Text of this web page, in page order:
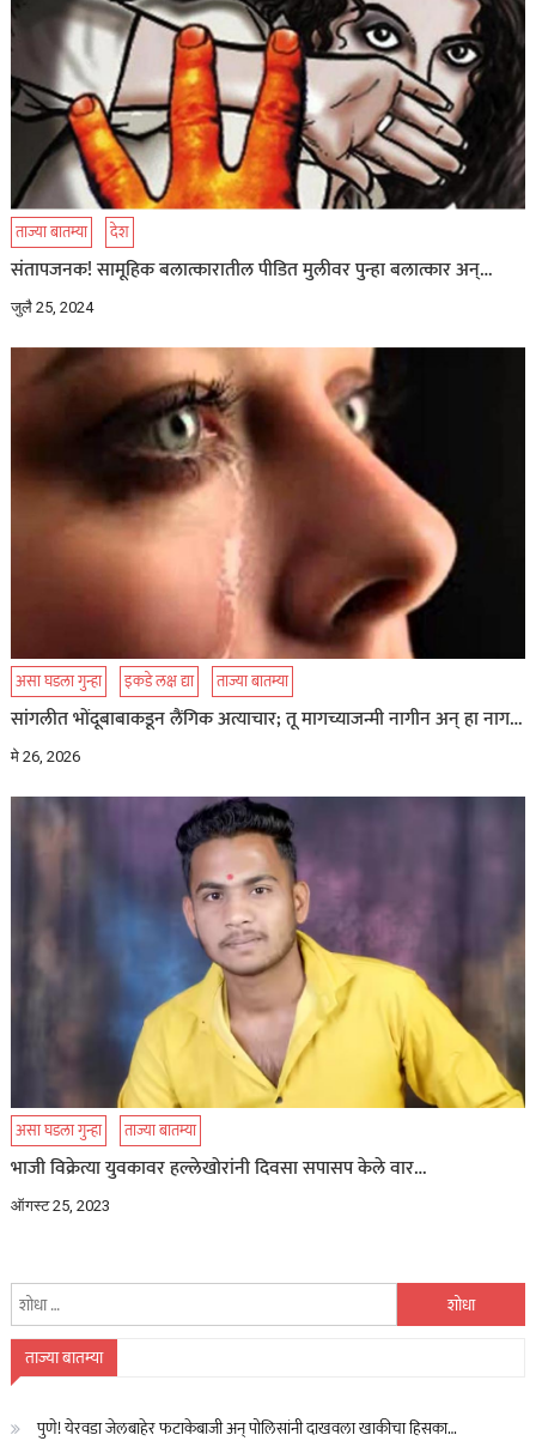
ताज्या बातम्या देश
संतापजनक! सामूहिक बलात्कारातील पीडित मुलीवर पुन्हा बलात्कार अन्…
जुलै 25, 2024
असा घडला गुन्हा इकडे लक्ष द्या ताज्या बातम्या
सांगलीत भोंदूबाबाकडून लैंगिक अत्याचार; तू मागच्याजन्मी नागीन अन् हा नाग…
मे 26, 2026
असा घडला गुन्हा ताज्या बातम्या
भाजी विक्रेत्या युवकावर हल्लेखोरांनी दिवसा सपासप केले वार…
ऑगस्ट 25, 2023
शोध
ताज्या बातम्या
पुणे! येरवडा जेलबाहेर फटाकेबाजी अन् पोलिसांनी दाखवला खाकीचा हिसका…